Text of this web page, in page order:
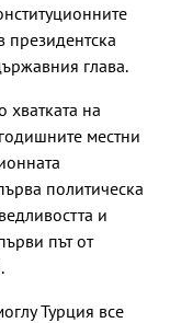
президентска
глава.
хватката на
местни
политическа
и
път от
Турция все